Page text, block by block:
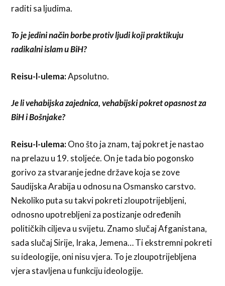
raditi sa ljudima.
To je jedini način borbe protiv ljudi koji praktikuju
radikalni islam u BiH?
Reisu-l-ulema:Apsolutno.
Je li vehabijska zajednica, vehabijski pokret opasnost za
BiH i Bošnjake?
Reisu-l-ulema:Ono što ja znam, taj pokret je nastao
na prelazu u 19. stoljeće. On je tada bio pogonsko
gorivo za stvaranje jedne države koja se zove
Saudijska Arabija u odnosu na Osmansko carstvo.
Nekoliko puta su takvi pokreti zloupotrijebljeni,
odnosno upotrebljeni za postizanje određenih
političkih ciljeva u svijetu. Znamo slučaj Afganistana,
sada slučaj Sirije, Iraka, Jemena… Ti ekstremni pokreti
su ideologije, oni nisu vjera. To je zloupotrijebljena
vjera stavljena u funkciju ideologije.